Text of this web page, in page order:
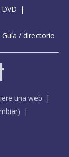
DVD
Guía / directorio
una web
)